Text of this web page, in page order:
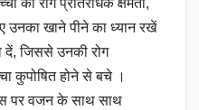
की रोग प्रतिरोधक क्षमता,
उनका खाने पीने का ध्यान रखें
दें, जिससे उनकी रोग
कुपोषित होने से बचे ।
पर वजन के साथ साथ